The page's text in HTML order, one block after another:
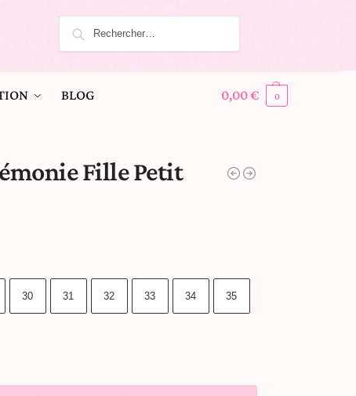
BLOG 0,00€ 0
Fille Petit
30 31 32 33 34 35